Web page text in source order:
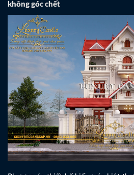
không góc chết